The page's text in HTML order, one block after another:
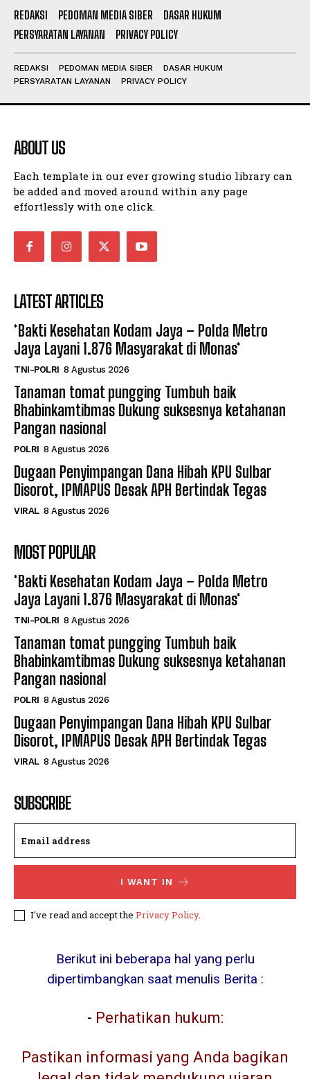
REDAKSI PEDOMAN MEDIA SIBER
DASAR HUKUM
PERSYARATAN LAYANAN
PRIVACY POLICY
REDAKSI PEDOMAN MEDIA SIBER
DASAR HUKUM
PERSYARATAN LAYANAN
PRIVACY POLICY
ABOUT US
Each template in our ever growing studio library can
be added and moved around within any page
effortlessly with one click.
LATEST ARTICLES
*Bakti Kesehatan Kodam Jaya – Polda Metro
Jaya Layani 1.876 Masyarakat di Monas*
TNI-POLRI 8 Agustus 2026
Tanaman tomat pungging Tumbuh baik
Bhabinkamtibmas Dukung suksesnya ketahanan
Pangan nasional
POLRI 8 Agustus 2026
Dugaan Penyimpangan Dana Hibah KPU Sulbar
Disorot, IPMAPUS Desak APH Bertindak Tegas
VIRAL 8 Agustus 2026
MOST POPULAR
*Bakti Kesehatan Kodam Jaya – Polda Metro
Jaya Layani 1.876 Masyarakat di Monas*
TNI-POLRI 8 Agustus 2026
Tanaman tomat pungging Tumbuh baik
Bhabinkamtibmas Dukung suksesnya ketahanan
Pangan nasional
POLRI 8 Agustus 2026
Dugaan Penyimpangan Dana Hibah KPU Sulbar
Disorot, IPMAPUS Desak APH Bertindak Tegas
VIRAL 8 Agustus 2026
SUBSCRIBE
I WANT IN
I've read and accept the Privacy Policy.
Berikut ini beberapa hal yang perlu
dipertimbangkan saat menulis Berita :
- Perhatikan hukum:
Pastikan informasi yang Anda bagikan